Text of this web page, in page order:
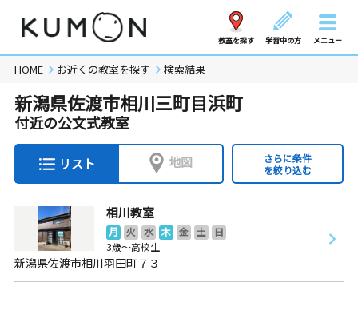
教室を探す 学習中の方 メニュー
HOME お近くの教室を探す 検索結果
新潟県佐渡市相川三町目浜町
付近の公文式教室
リスト 地図
さらに条件
を絞り込む
相川教室
月 火 水 木 金 土
日
3歳～高校生
新潟県佐渡市相川羽田町７３